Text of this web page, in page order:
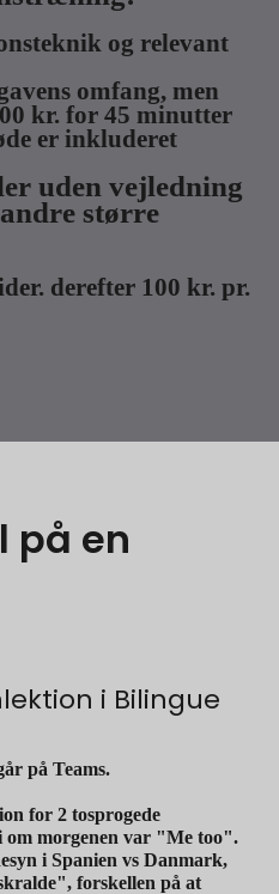
og relevant
omfang, men
kr. for 45 minutter
er inkluderet
uden vejledning
større
derefter 100 kr. pr.
på en
i Bilingue
på Teams.
for 2 tosprogede
om morgenen var "Me too".
i Spanien vs Danmark,
forskellen på at